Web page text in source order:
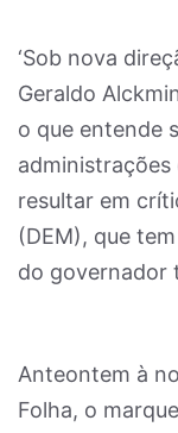
‘Sob nova
Geraldo
o que entende
administrações
resultar em
(DEM), que
do governador
Anteontem à
Folha, o